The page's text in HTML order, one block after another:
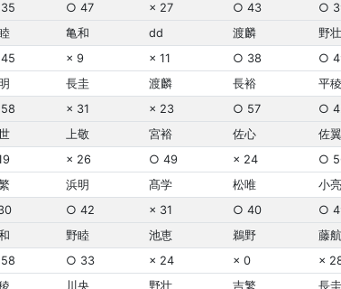
○ 47 × 27 ○ 43 ○
亀和 dd 渡麟 野壮
× 9 × 11 ○ 38 ○
長圭 渡麟 長裕 平稜
× 31 × 23 ○ 57 ○
上敬 宮裕 佐心 佐翼
× 26 ○ 49 × 24 ○
浜明 髙学 松唯 小亮
○ 42 × 31 ○ 40 ○
野睦 池恵 鵜野 藤航
○ 33 × 24 × 0 ×
川央 野壮 吉繁 長圭